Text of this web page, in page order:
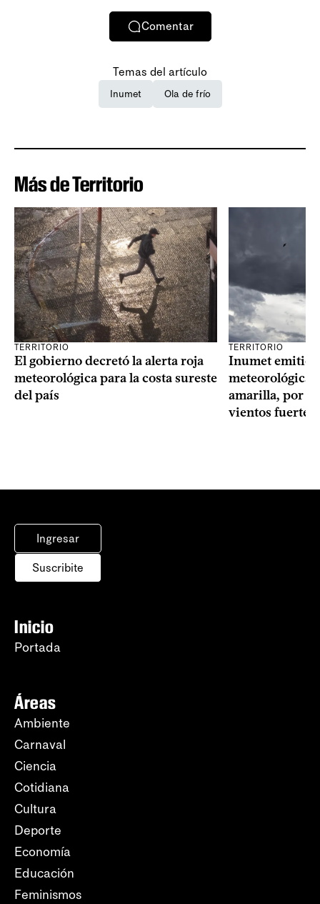
Comentar
Temas del artículo
Inumet Ola de frío
Más de Territorio
TERRITORIO
El gobierno decretó la alerta roja
meteorológica para la costa sureste
del país
TERRITORIO
Inumet emitió
meteorológica,
amarilla, por
vientos fuertes
Ingresar
Suscribite
Inicio
Portada
Áreas
Ambiente
Carnaval
Ciencia
Cotidiana
Cultura
Deporte
Economía
Educación
Feminismos